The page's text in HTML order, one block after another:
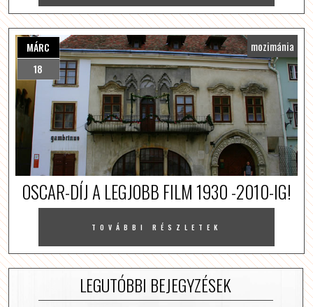
MÁRC
18
mozimánia
OSCAR-DÍJ A LEGJOBB FILM 1930 -2010-IG!
TOVÁBBI RÉSZLETEK
LEGUTÓBBI BEJEGYZÉSEK